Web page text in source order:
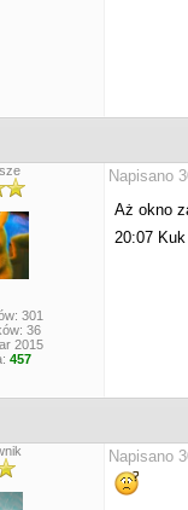
301
36
2015
457
Napisano
Aż okno
20:07
Napisano